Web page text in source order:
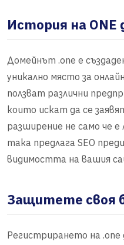
История на
Домейнът .one е
уникално място за
ползват различни
които искат да се
разширение не само че е
така предлага SEO
видимостта на вашия
Защитете своя
Регистрирането на .one